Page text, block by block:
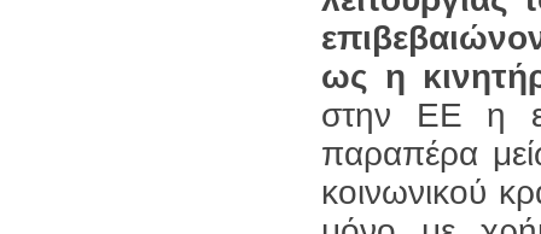
ως η
στην ΕΕ η
παραπέρα
κοινωνικού